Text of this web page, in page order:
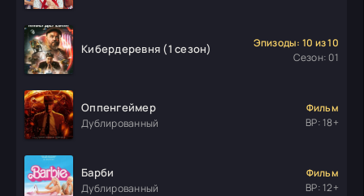
Кибердеревня (1 сезон)
Эпизоды: 10 из 10
Сезон: 01
Оппенгеймер
Дублированный
Фильм
ВР: 18+
Барби
Дублированный
Фильм
ВР: 12+